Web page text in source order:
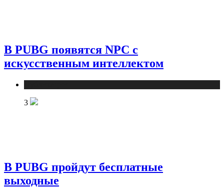
В PUBG появятся NPC с
искусственным интеллектом
3
В PUBG пройдут бесплатные
выходные